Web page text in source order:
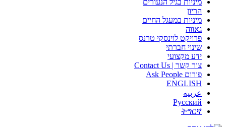
מיניות בגיל הנעורים
הריון
מיניות במעגל החיים
גאווה
פרויקט לוינסקי טרנס
שינוי חברתי
ידע מקצועי
צור קשר | Contact Us
פורום Ask People
ENGLISH
عربيه
Русский
ትግርኛ